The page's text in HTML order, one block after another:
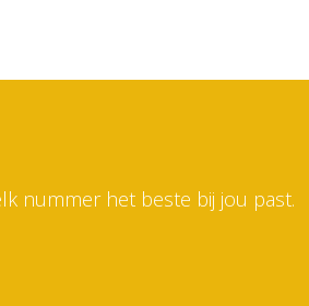
nummer het beste bij jou past.